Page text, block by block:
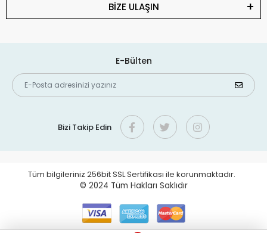
BİZE ULAŞIN
E-Bülten
Bizi Takip Edin
Tüm bilgileriniz 256bit SSL Sertifikası ile korunmaktadır.
© 2024 Tüm Hakları Saklıdır